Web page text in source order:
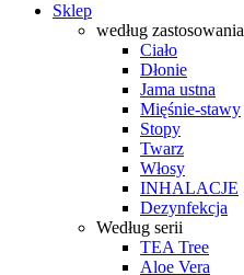
Sklep
według zastosowania
Ciało
Dłonie
Jama ustna
Mięśnie-stawy
Stopy
Twarz
Włosy
INHALACJE
Dezynfekcja
Według serii
TEA Tree
Aloe Vera